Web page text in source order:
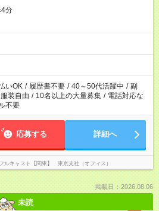
分
いOK / 履歴書不要 / 40～50代活躍中 / 副
服装自由 / 10名以上の大量募集 / 電話対応な
不要
応募する 詳細へ
ルキャスト【関東】 東京支社（オフィス）
掲載日：2026.08.06
未読